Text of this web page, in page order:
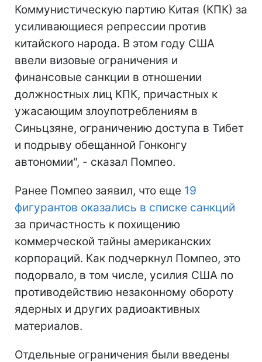
Коммунистическую партию Китая (КПК) за
усиливающиеся репрессии против
китайского народа. В этом году США
ввели визовые ограничения и
финансовые санкции в отношении
должностных лиц КПК, причастных к
ужасающим злоупотреблениям в
Синьцзяне, ограничению доступа в Тибет
и подрыву обещанной Гонконгу
автономии", - сказал Помпео.
Ранее Помпео заявил, что еще 19
фигурантов оказались в списке санкций
за причастность к похищению
коммерческой тайны американских
корпораций. Как подчеркнул Помпео, это
подорвало, в том числе, усилия США по
противодействию незаконному обороту
ядерных и других радиоактивных
материалов.
Отдельные ограничения были введены